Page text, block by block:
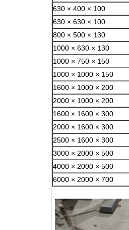
630 × 400 × 100
630 × 630 × 100
800 × 500 × 130
1000 × 630 × 130
1000 × 750 × 150
1000 × 1000 × 150
1600 × 1000 × 200
2000 × 1000 × 200
1600 × 1600 × 300
2000 × 1600 × 300
2500 × 1600 × 300
3000 × 2000 × 500
4000 × 2000 × 500
6000 × 2000 × 700